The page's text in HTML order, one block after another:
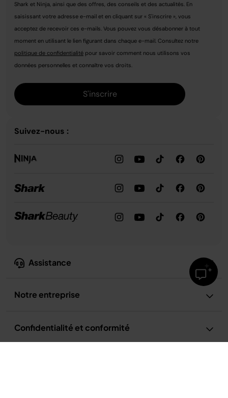
Assistance
Notre entreprise
Confidentialité et conformité
Shark et Ninja, ainsi que des offres, des conseils et des actualités. En
saisissant votre adresse e-mail et en cliquant sur « S'inscrire », vous
acceptez de recevoir ces e-mails. Vous pouvez vous désabonner à tout
moment en utilisant le lien figurant dans chaque e-mail. Consultez notre
politique de confidentialité pour savoir comment nous utilisons vos
données personnelles et connaître vos droits.
S'inscrire
Suivez-nous :